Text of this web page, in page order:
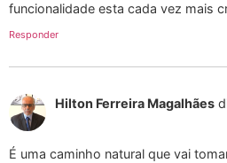
funcionalidade esta cada vez mais
Responder
Hilton Ferreira Magalhães
É uma caminho natural que vai